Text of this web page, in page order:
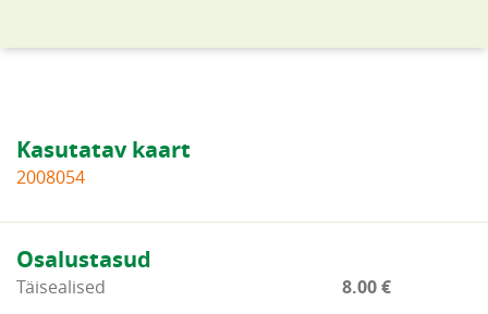
Kasutatav kaart
2008054
Osalustasud
Täisealised
8.00 €